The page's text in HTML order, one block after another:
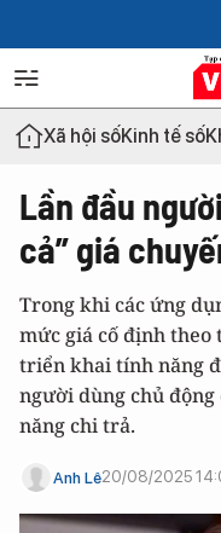
Xã hội sốKinh tế số
Lần đầu
cả” giá
Trong khi các ứng
mức giá cố định theo
triển khai tính năng
người dùng chủ
năng chi trả.
Anh Lê20/08/2025